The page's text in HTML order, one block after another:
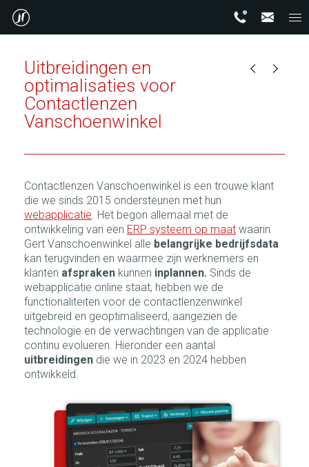
Uitbreidingen en
optimalisaties voor
Contactlenzen
Vanschoenwinkel
Contactlenzen Vanschoenwinkel is een trouwe klant
die we sinds 2015 ondersteunen met hun
webapplicatie. Het begon allemaal met de
ontwikkeling van een ERP systeem op maat waarin
Gert Vanschoenwinkel alle belangrijke bedrijfsdata
kan terugvinden en waarmee zijn werknemers en
klanten afspraken kunnen inplannen. Sinds de
webapplicatie online staat, hebben we de
functionaliteiten voor de contactlenzenwinkel
uitgebreid en geoptimaliseerd, aangezien de
technologie en de verwachtingen van de applicatie
continu evolueren. Hieronder een aantal
uitbreidingen die we in 2023 en 2024 hebben
ontwikkeld.